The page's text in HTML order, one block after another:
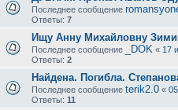
Последнее сообщение
Ответы: 7
Ищу Анну Михайловну
Последнее сообщение _DOK « 17
Ответы: 2
Найдена. Погибла.
Последнее сообщение terik2.0 «
Ответы: 11